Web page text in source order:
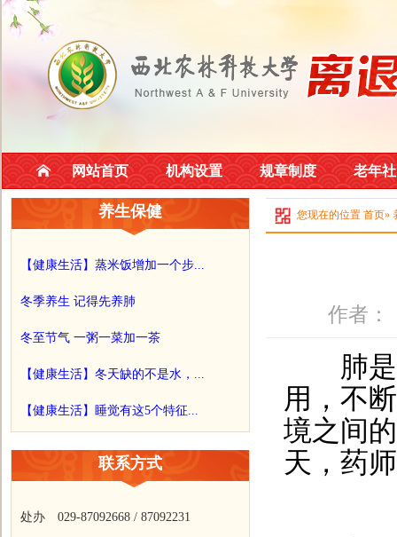
网站首页 机构设置 规章制度 老年
养生保健
【健康生活】蒸米饭增加一个步...
冬季养生 记得先养肺
冬至节气 一粥一菜加一茶
【健康生活】冬天缺的不是水，...
【健康生活】睡觉有这5个特征...
联系方式
处办 029-87092668 / 87092231
您现在的位置 首页»
作者
肺是
用，不
境之间
天，药